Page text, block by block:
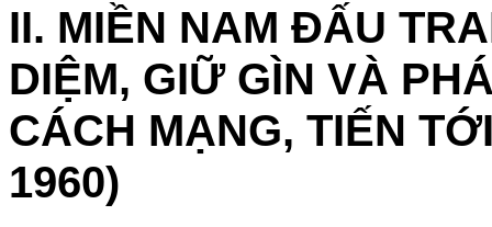
II. MIỀN NAM ĐẤU
DIỆM, GIỮ GÌN VÀ
CÁCH MẠNG, TIẾN
1960)